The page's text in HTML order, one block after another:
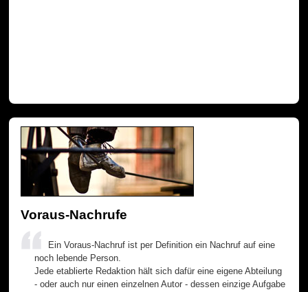
Voraus-Nachrufe
Ein Voraus-Nachruf ist per Definition ein Nachruf auf eine
noch lebende Person.
Jede etablierte Redaktion hält sich dafür eine eigene Abteilung
- oder auch nur einen einzelnen Autor - dessen einzige Aufgabe